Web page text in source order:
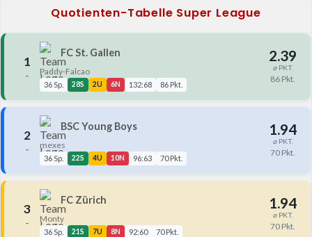
Quotienten-Tabelle Super League
1
–
FC St. Gallen
Paddy-Falcao
36 Sp. 28S 2U 6N 132:68 86 Pkt.
2.39
⌀ PKT.
86 Pkt.
2
–
BSC Young Boys
mexes
36 Sp. 22S 4U 10N 96:63 70 Pkt.
1.94
⌀ PKT.
70 Pkt.
3
–
FC Zürich
Monty
36 Sp. 21S 7U 8N 92:60 70 Pkt.
1.94
⌀ PKT.
70 Pkt.